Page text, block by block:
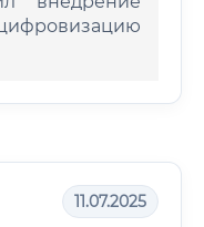
11.07.2025